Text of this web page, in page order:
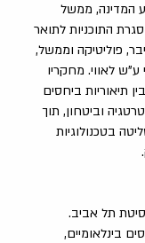
המדינה, ממשל
התוכניות לתואר
פוליטיקה וממשל,
ע"ש לאווי. מחקריו
תיאוריות ביחסים
וביטחון, תוך
בטכנולוגיות
תל אביב.
בינלאומיים,